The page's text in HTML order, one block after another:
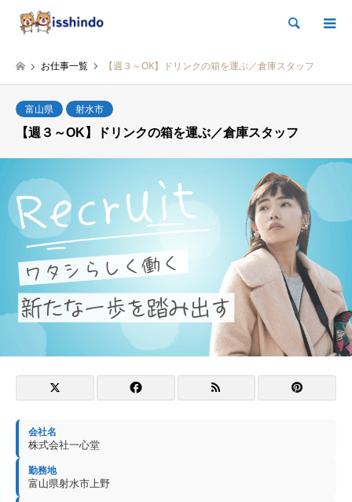
検索
お仕事一覧 【週３～OK】ドリンクの箱を運ぶ／倉庫スタッフ
富山県
射水市
【週３～OK】ドリンクの箱を運ぶ／倉庫スタッフ
会社名
株式会社一心堂
勤務地
富山県射水市上野